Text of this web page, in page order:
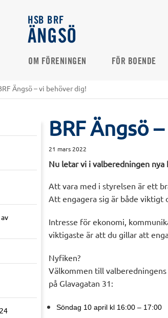
HSB BRF
ÄNGSÖ
OM FÖRENINGEN FÖR BOENDE
Ängsö – vi behöver dig!
BRF Ängsö
21 mars 2022
Nu letar vi i valberedningen
Att vara med i styrelsen är ett
Att engagera sig är både viktigt
Intresse för ekonomi,
viktigaste är att du gillar att
Nyfiken?
Välkommen till valberedningens
på Glavagatan 31:
Söndag 10 april kl 16:00 – 17:00